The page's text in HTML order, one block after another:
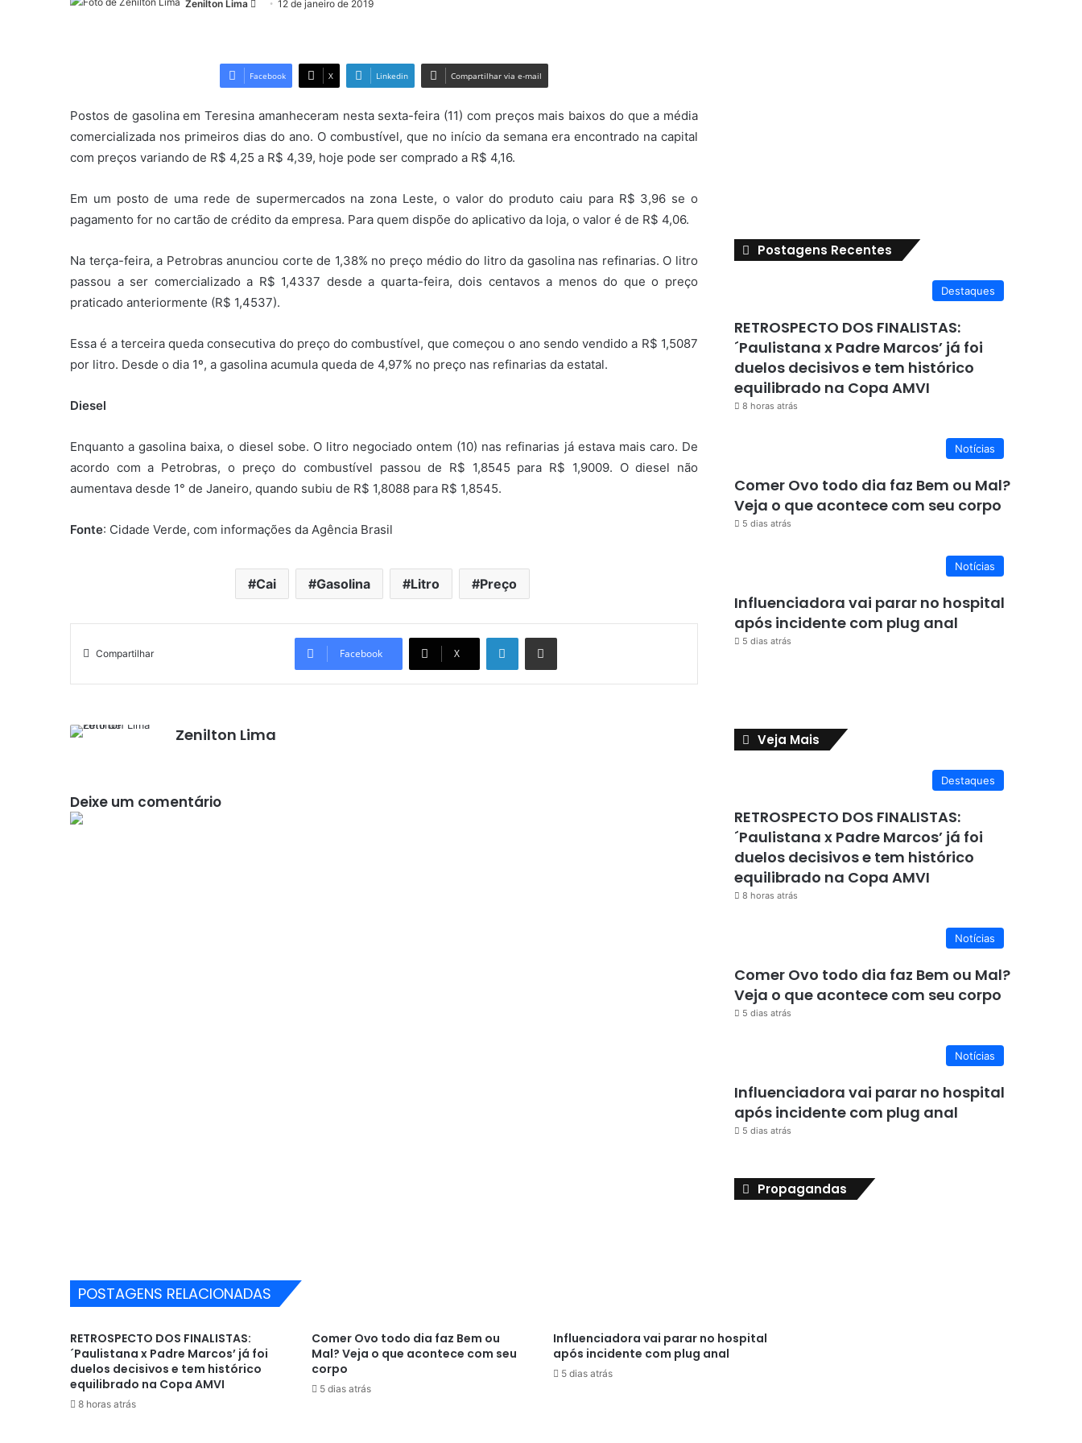
Zenilton Lima
Mande
mail
12 de janeiro de 2019
Facebook X Linkedin Compartilhar via e-mail
Postos de gasolina em Teresina amanheceram nesta sexta-feira (11) com preços mais baixos do que a média
comercializada nos primeiros dias do ano. O combustível, que no início da semana era encontrado na capital
com preços variando de R$ 4,25 a R$ 4,39, hoje pode ser comprado a R$ 4,16.
Em um posto de uma rede de supermercados na zona Leste, o valor do produto caiu para R$ 3,96 se o
pagamento for no cartão de crédito da empresa. Para quem dispõe do aplicativo da loja, o valor é de R$ 4,06.
Na terça-feira, a Petrobras anunciou corte de 1,38% no preço médio do litro da gasolina nas refinarias. O litro
passou a ser comercializado a R$ 1,4337 desde a quarta-feira, dois centavos a menos do que o preço
praticado anteriormente (R$ 1,4537).
Essa é a terceira queda consecutiva do preço do combustível, que começou o ano sendo vendido a R$ 1,5087
por litro. Desde o dia 1º, a gasolina acumula queda de 4,97% no preço nas refinarias da estatal.
Diesel
Enquanto a gasolina baixa, o diesel sobe. O litro negociado ontem (10) nas refinarias já estava mais caro. De
acordo com a Petrobras, o preço do combustível passou de R$ 1,8545 para R$ 1,9009. O diesel não
aumentava desde 1° de Janeiro, quando subiu de R$ 1,8088 para R$ 1,8545.
Fonte: Cidade Verde, com informações da Agência Brasil
Cai Gasolina Litro Preço
Compartilhar Facebook X
Linkedin Compartilhar via e-mail
Zenilton Lima
Deixe um comentário
Postagens Recentes
Destaques
RETROSPECTO DOS FINALISTAS:
´Paulistana x Padre Marcos’ já foi
duelos decisivos e tem histórico
equilibrado na Copa AMVI
8 horas atrás
Notícias
Comer Ovo todo dia faz Bem ou Mal?
Veja o que acontece com seu corpo
5 dias atrás
Notícias
Influenciadora vai parar no hospital
após incidente com plug anal
5 dias atrás
Veja Mais
Destaques
RETROSPECTO DOS FINALISTAS:
´Paulistana x Padre Marcos’ já foi
duelos decisivos e tem histórico
equilibrado na Copa AMVI
8 horas atrás
Notícias
Comer Ovo todo dia faz Bem ou Mal?
Veja o que acontece com seu corpo
5 dias atrás
Notícias
Influenciadora vai parar no hospital
após incidente com plug anal
5 dias atrás
Propagandas
POSTAGENS RELACIONADAS
RETROSPECTO DOS FINALISTAS:
´Paulistana x Padre Marcos’ já foi
duelos decisivos e tem histórico
equilibrado na Copa AMVI
8 horas atrás
Comer Ovo todo dia faz Bem ou
Mal? Veja o que acontece com seu
corpo
5 dias atrás
Influenciadora vai parar no hospital
após incidente com plug anal
5 dias atrás